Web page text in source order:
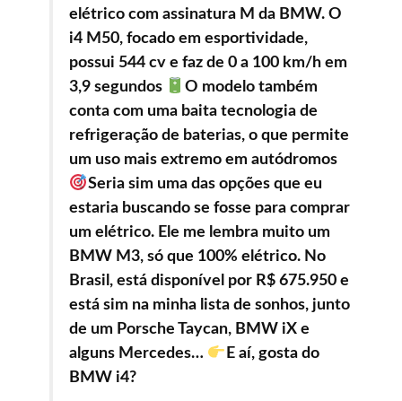
elétrico com assinatura M da BMW. O
i4 M50, focado em esportividade,
possui 544 cv e faz de 0 a 100 km/h em
3,9 segundos
O modelo também
conta com uma baita tecnologia de
refrigeração de baterias, o que permite
um uso mais extremo em autódromos
Seria sim uma das opções que eu
estaria buscando se fosse para comprar
um elétrico. Ele me lembra muito um
BMW M3, só que 100% elétrico. No
Brasil, está disponível por R$ 675.950 e
está sim na minha lista de sonhos, junto
de um Porsche Taycan, BMW iX e
alguns Mercedes…
E aí, gosta do
BMW i4?